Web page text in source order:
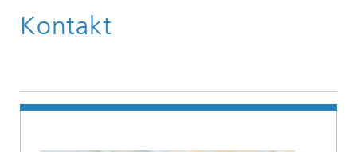
Kontakt